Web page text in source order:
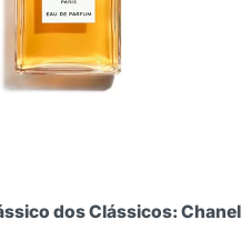
dos Clássicos: Chanel